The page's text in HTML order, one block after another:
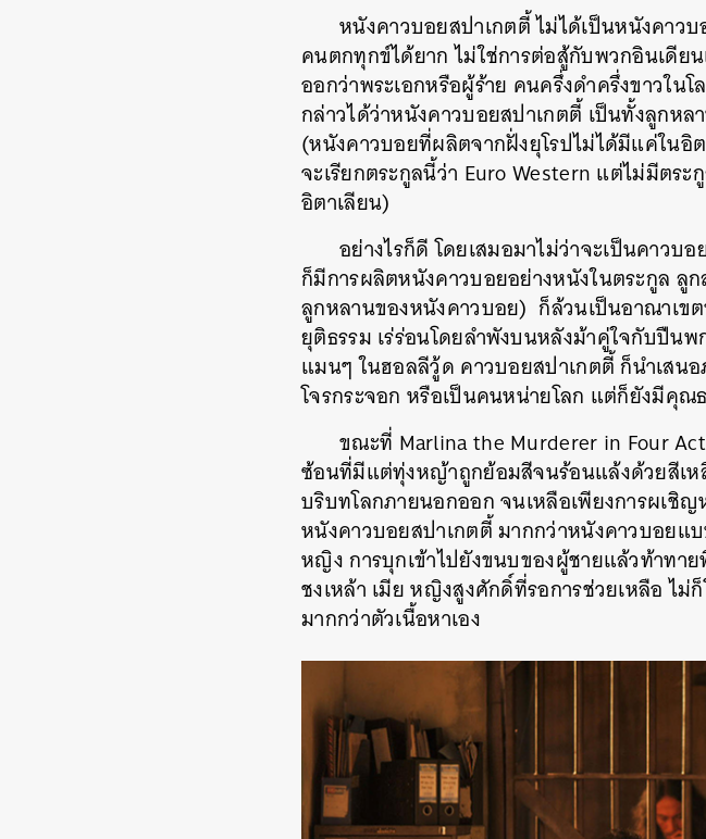
หนังคาวบอยสปาเกตตี้ ไม่ได้เป็นหนังคา
คนตกทุกข์ได้ยาก ไม่ใช่การต่อสู้กับพวกอินเดี
ออกว่าพระเอกหรือผู้ร้าย คนครึ่งดำครึ่งขาวใน
กล่าวได้ว่าหนังคาวบอยสปาเกตตี้ เป็นทั้งลูกห
(หนังคาวบอยที่ผลิตจากฝั่งยุโรปไม่ได้มีแค่ในอิ
จะเรียกตระกูลนี้ว่า Euro Western แต่ไม่มีตร
อิตาเลียน)
อย่างไรก็ดี โดยเสมอมาไม่ว่าจะเป็นคาว
ก็มีการผลิตหนังคาวบอยอย่างหนังในตระกูล ลู
ลูกหลานของหนังคาวบอย) ก็ล้วนเป็นอาณาเข
ยุติธรรม เร่ร่อนโดยลำพังบนหลังม้าคู่ใจกับปืน
แมนๆ ในฮอลลีวู้ด คาวบอยสปาเกตตี้ ก็นำเสน
โจรกระจอก หรือเป็นคนหน่ายโลก แต่ก็ยังมีคุ
ขณะที่ Marlina the Murderer in Four
ซ้อนที่มีแต่ทุ่งหญ้าถูกย้อมสีจนร้อนแล้งด้วยสีเห
บริบทโลกภายนอกออก จนเหลือเพียงการผเชิ
หนังคาวบอยสปาเกตตี้ มากกว่าหนังคาวบอยแ
หญิง การบุกเข้าไปยังขนบของผู้ชายแล้วท้าท
ชงเหล้า เมีย หญิงสูงศักดิ์ที่รอการช่วยเหลือ ไม่
มากกว่าตัวเนื้อหาเอง